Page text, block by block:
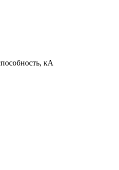
кA